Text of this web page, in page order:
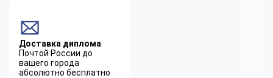
Доставка диплома
Почтой России до
вашего города
абсолютно бесплатно